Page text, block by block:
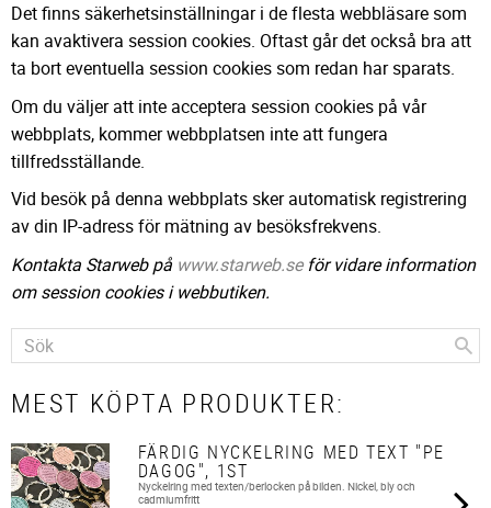
Det finns säkerhetsinställningar i de flesta webbläsare som
kan avaktivera session cookies. Oftast går det också bra att
ta bort eventuella session cookies som redan har sparats.
Om du väljer att inte acceptera session cookies på vår
webbplats, kommer webbplatsen inte att fungera
tillfredsställande.
Vid besök på denna webbplats sker automatisk registrering
av din IP-adress för mätning av besöksfrekvens.
Kontakta Starweb på www.starweb.seför vidare information
om session cookies i webbutiken.
MEST KÖPTA PRODUKTER:
FÄRDIG NYCKELRING MED TEXT "PE
DAGOG", 1ST
Nyckelring med texten/berlocken på bilden. Nickel, bly och
cadmiumfritt